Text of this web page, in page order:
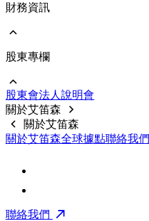
前往 公告訊息
財務資訊
前往 財務資訊
財務報告
公開說明書
股東專欄
前往 股東專欄
股價資料
前十大股東
股東會法⼈說明會
關於艾笛森
關於艾笛森
關於艾笛森全球據點聯絡我們
聯絡我們